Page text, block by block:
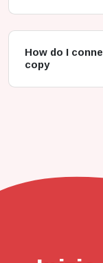
How do I
copy